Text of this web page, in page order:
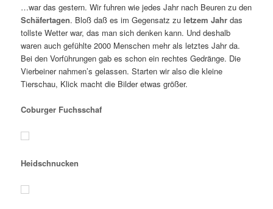
…war das gestern. Wir fuhren wie jedes Jahr nach Beuren zu den
Schäfertagen. Bloß daß es im Gegensatz zu letzem Jahr das
tollste Wetter war, das man sich denken kann. Und deshalb
waren auch gefühlte 2000 Menschen mehr als letztes Jahr da.
Bei den Vorführungen gab es schon ein rechtes Gedränge. Die
Vierbeiner nahmen’s gelassen. Starten wir also die kleine
Tierschau, Klick macht die Bilder etwas größer.
Coburger Fuchsschaf
Heidschnucken